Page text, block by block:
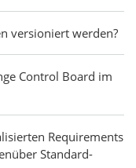
versioniert werden?
Control Board im
Requirements
Standard-